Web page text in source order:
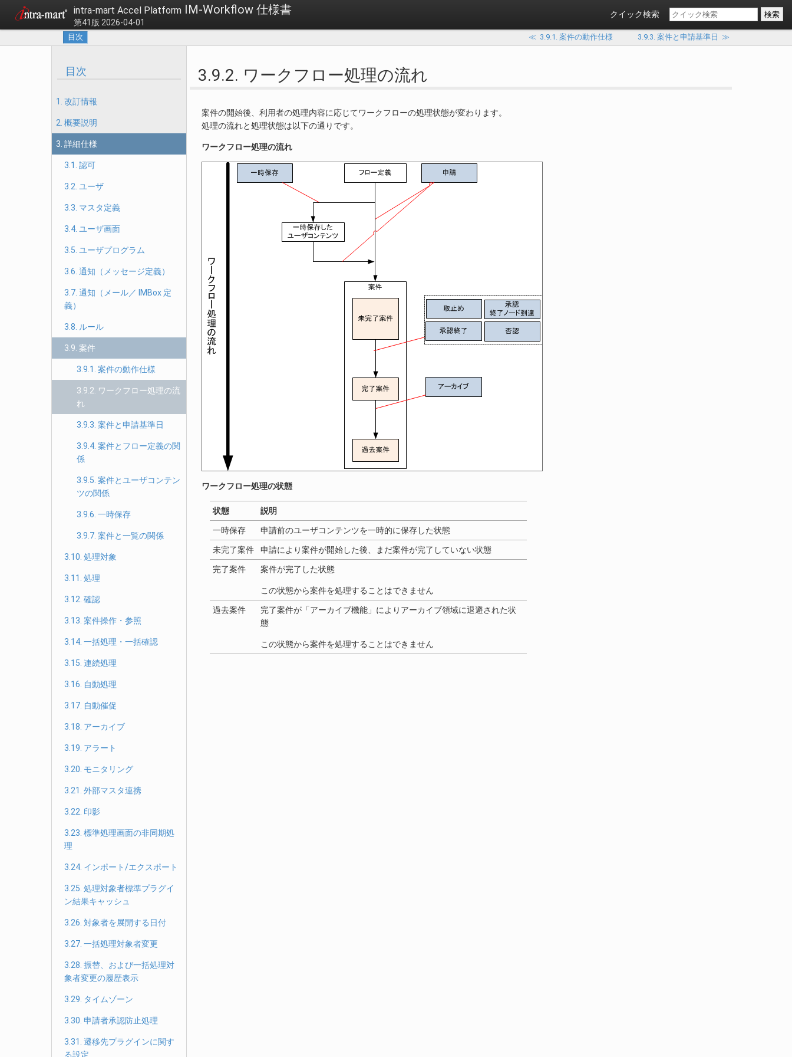
intra-mart Accel Platform IM-Workflow 仕様書
第41版 2026-04-01
クイック検索
目次 ≪ 3.9.1. 案件の動作仕様 3.9.3. 案件と申請基準日 ≫
目次
1. 改訂情報
2. 概要説明
3. 詳細仕様
3.1. 認可
3.2. ユーザ
3.3. マスタ定義
3.4. ユーザ画面
3.5. ユーザプログラム
3.6. 通知（メッセージ定義）
3.7. 通知（メール／ IMBox 定
義）
3.8. ルール
3.9. 案件
3.9.1. 案件の動作仕様
3.9.2. ワークフロー処理の流
れ
3.9.3. 案件と申請基準日
3.9.4. 案件とフロー定義の関
係
3.9.5. 案件とユーザコンテン
ツの関係
3.9.6. 一時保存
3.9.7. 案件と一覧の関係
3.10. 処理対象
3.11. 処理
3.12. 確認
3.13. 案件操作・参照
3.14. 一括処理・一括確認
3.15. 連続処理
3.16. 自動処理
3.17. 自動催促
3.18. アーカイブ
3.19. アラート
3.20. モニタリング
3.21. 外部マスタ連携
3.22. 印影
3.23. 標準処理画面の非同期処
理
3.24. インポート/エクスポート
3.25. 処理対象者標準プラグイ
ン結果キャッシュ
3.26. 対象者を展開する日付
3.27. 一括処理対象者変更
3.28. 振替、および一括処理対
象者変更の履歴表示
3.29. タイムゾーン
3.30. 申請者承認防止処理
3.31. 遷移先プラグインに関す
る設定
3.9.2. ワークフロー処理の流れ
案件の開始後、利用者の処理内容に応じてワークフローの処理状態が変わります。
処理の流れと処理状態は以下の通りです。
ワークフロー処理の流れ
ワークフロー処理の状態
状態 説明
一時保存 申請前のユーザコンテンツを一時的に保存した状態
未完了案件 申請により案件が開始した後、まだ案件が完了していない状態
完了案件 案件が完了した状態
この状態から案件を処理することはできません
過去案件
完了案件が「アーカイブ機能」によりアーカイブ領域に退避された状
態
この状態から案件を処理することはできません